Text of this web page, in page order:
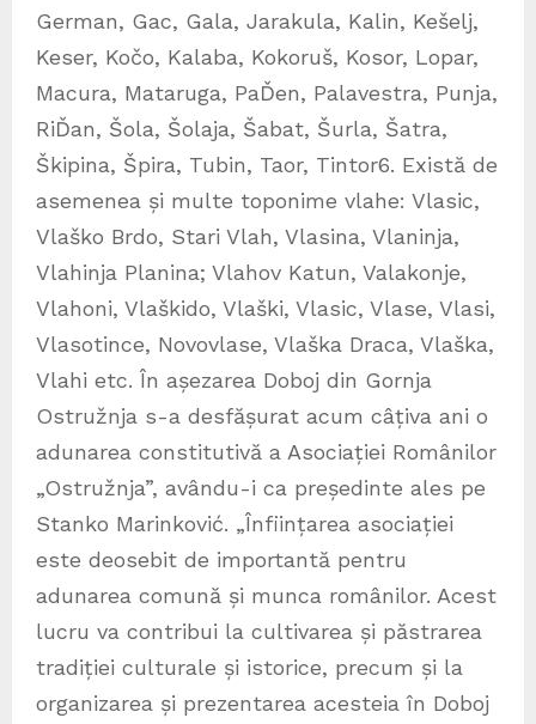
German, Gac, Gala, Jarakula, Kalin, Kešelj,
Keser, Kočo, Kalaba, Kokoruš, Kosor, Lopar,
Macura, Mataruga, PaĎen, Palavestra, Punja,
RiĎan, Šola, Šolaja, Šabat, Šurla, Šatra,
Škipina, Špira, Tubin, Taor, Tintor6. Există de
asemenea și multe toponime vlahe: Vlasic,
Vlaško Brdo, Stari Vlah, Vlasina, Vlaninja,
Vlahinja Planina; Vlahov Katun, Valakonje,
Vlahoni, Vlaškido, Vlaški, Vlasic, Vlase, Vlasi,
Vlasotince, Novovlase, Vlaška Draca, Vlaška,
Vlahi etc. În așezarea Doboj din Gornja
Ostružnja s-a desfășurat acum câțiva ani o
adunarea constitutivă a Asociației Românilor
„Ostružnja”, avându-i ca președinte ales pe
Stanko Marinković. „Înființarea asociației
este deosebit de importantă pentru
adunarea comună și munca românilor. Acest
lucru va contribui la cultivarea și păstrarea
tradiției culturale și istorice, precum și la
organizarea și prezentarea acesteia în Doboj